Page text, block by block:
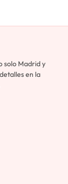
solo Madrid y
en la